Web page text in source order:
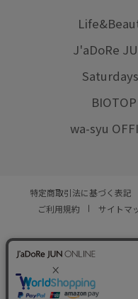
J'aDoRe
wa-syu
特定商取引法に基づく表記
ご利用規約
サイトマ
© JUN